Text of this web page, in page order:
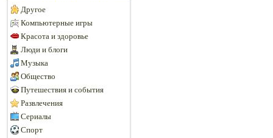
Другое
Компьютерные игры
Красота и здоровье
Люди и блоги
Музыка
Общество
Путешествия и события
Развлечения
Сериалы
Спорт